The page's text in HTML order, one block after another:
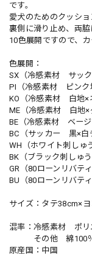
です。
愛犬のためのクッシ
裏側に滑り止め、両脇
10色展開ですので、
色展開：
SX（冷感素材 サック
PI（冷感素材 ピンク
KO（冷感素材 白地×
ME（冷感素材 白地×
BE（冷感素材 ベージ
BC（サッカー 黒×白
WH（ホワイト刺しゅ
BK（ブラック刺しゅう
GR（80ローンリバテ
BU（80ローンリバテ
サイズ：タテ38cm×
混率：冷感素材 ポ
その他 綿100
原産国：中国